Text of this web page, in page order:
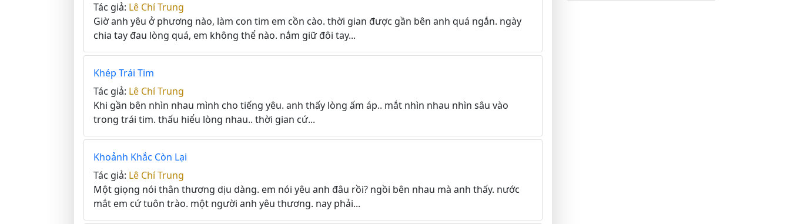
Tác giả: Lê Chí Trung
Giờ anh yêu ở phương nào, làm con tim em cồn cào. thời gian được gần bên anh quá ngắn. ngày
chia tay đau lòng quá, em không thể nào. nắm giữ đôi tay...
Khép Trái Tim
Tác giả: Lê Chí Trung
Khi gần bên nhìn nhau mình cho tiếng yêu. anh thấy lòng ấm áp.. mắt nhìn nhau nhìn sâu vào
trong trái tim. thấu hiểu lòng nhau.. thời gian cứ...
Khoảnh Khắc Còn Lại
Tác giả: Lê Chí Trung
Một giọng nói thân thương dịu dàng. em nói yêu anh đâu rồi? ngồi bên nhau mà anh thấy. nước
mắt em cứ tuôn trào. một người anh yêu thương. nay phải...